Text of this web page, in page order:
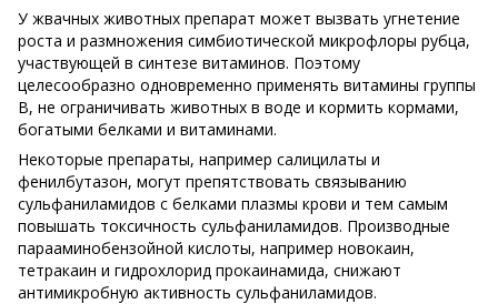
У жвачных животных препарат может вызвать угнетение
роста и размножения симбиотической микрофлоры рубца,
участвующей в синтезе витаминов. Поэтому
целесообразно одновременно применять витамины группы
В, не ограничивать животных в воде и кормить кормами,
богатыми белками и витаминами.
Некоторые препараты, например салицилаты и
фенилбутазон, могут препятствовать связыванию
сульфаниламидов с белками плазмы крови и тем самым
повышать токсичность сульфаниламидов. Производные
парааминобензойной кислоты, например новокаин,
тетракаин и гидрохлорид прокаинамида, снижают
антимикробную активность сульфаниламидов.